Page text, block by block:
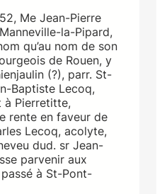
Me Jean-Pierre
la-Pipard,
qu’au nom de son
de Rouen, y
(?), parr. St-
Baptiste Lecoq,
à Pierretitte,
rente en faveur de
Lecoq, acolyte,
dud. sr Jean-
parvenir aux
à St-Pont-